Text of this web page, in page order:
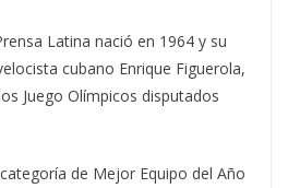
Latina nació en 1964 y su
cubano Enrique Figuerola,
Juego Olímpicos disputados
de Mejor Equipo del Año